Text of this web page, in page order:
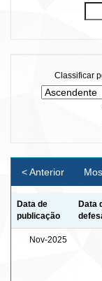
Classificar
< Anterior
Data de
publicação
Data
Nov-2025